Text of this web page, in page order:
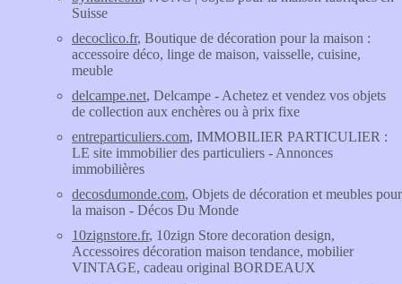
Suisse
decoclico.fr, Boutique de décoration pour la maison :
accessoire déco, linge de maison, vaisselle, cuisine,
meuble
delcampe.net, Delcampe - Achetez et vendez vos objets
de collection aux enchères ou à prix fixe
entreparticuliers.com, IMMOBILIER PARTICULIER :
LE site immobilier des particuliers - Annonces
immobilières
decosdumonde.com, Objets de décoration et meubles pour
la maison - Décos Du Monde
10zignstore.fr, 10zign Store decoration design,
Accessoires décoration maison tendance, mobilier
VINTAGE, cadeau original BORDEAUX